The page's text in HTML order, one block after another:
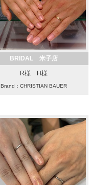
BRIDAL 米子店
R様 H様
Brand：CHRISTIAN BAUER